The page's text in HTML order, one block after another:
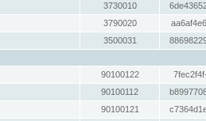
3730010
3790020
3500031
90100122
90100112
90100121